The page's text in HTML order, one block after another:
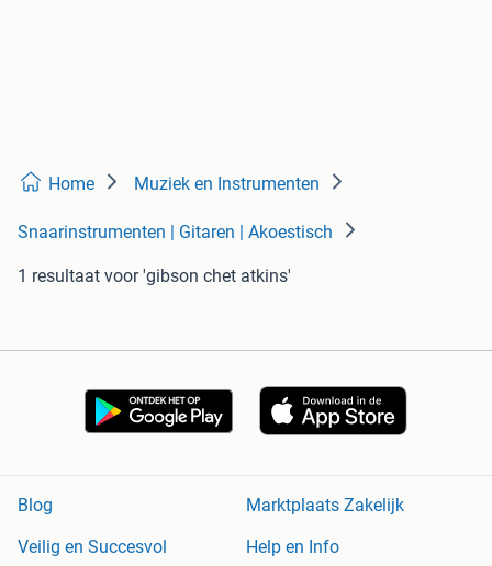
Home Muziek en Instrumenten
Snaarinstrumenten | Gitaren | Akoestisch
1 resultaat voor 'gibson chet atkins'
Blog
Marktplaats Zakelijk
Veilig en Succesvol
Help en Info